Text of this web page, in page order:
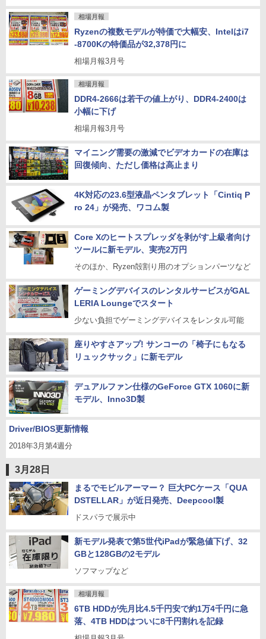
相場月報
Ryzenの複数モデルが特価で大幅安、Intelはi7
-8700Kの特価品が32,378円に
相場月報3月号
相場月報
DDR4-2666は若干の値上がり、DDR4-2400は
小幅に下げ
相場月報3月号
マイニング需要の激減でビデオカードの在庫は
回復傾向、ただし価格は高止まり
4K対応の23.6型液晶ペンタブレット「Cintiq P
ro 24」が発売、ワコム製
Core Xのヒートスプレッダを剥がす上級者向け
ツールに新モデル、実売2万円
そのほか、Ryzen殻割り用のオプションパーツなど
ゲーミングデバイスのレンタルサービスがGAL
LERIA Loungeでスタート
少ない負担でゲーミングデバイスをレンタル可能
座りやすさアップ! サンコーの「椅子にもなる
リュックサック」に新モデル
デュアルファン仕様のGeForce GTX 1060に新
モデル、Inno3D製
Driver/BIOS更新情報
2018年3月第4週分
3月28日
まるでモビルアーマー？ 巨大PCケース「QUA
DSTELLAR」が近日発売、Deepcool製
ドスパラで展示中
新モデル発表で第5世代iPadが緊急値下げ、32
GBと128GBの2モデル
ソフマップなど
相場月報
6TB HDDが先月比4.5千円安で約1万4千円に急
落、4TB HDDはついに8千円割れを記録